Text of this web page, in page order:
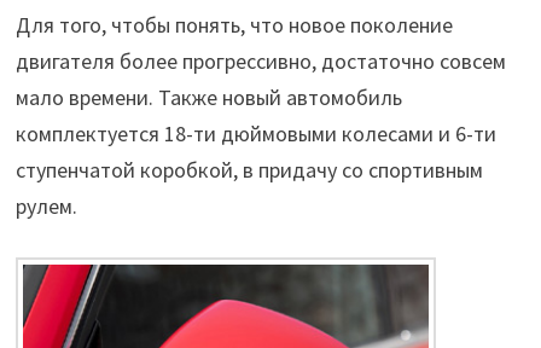
Для того, чтобы понять, что новое поколение
двигателя более прогрессивно, достаточно совсем
мало времени. Также новый автомобиль
комплектуется 18-ти дюймовыми колесами и 6-ти
ступенчатой коробкой, в придачу со спортивным
рулем.